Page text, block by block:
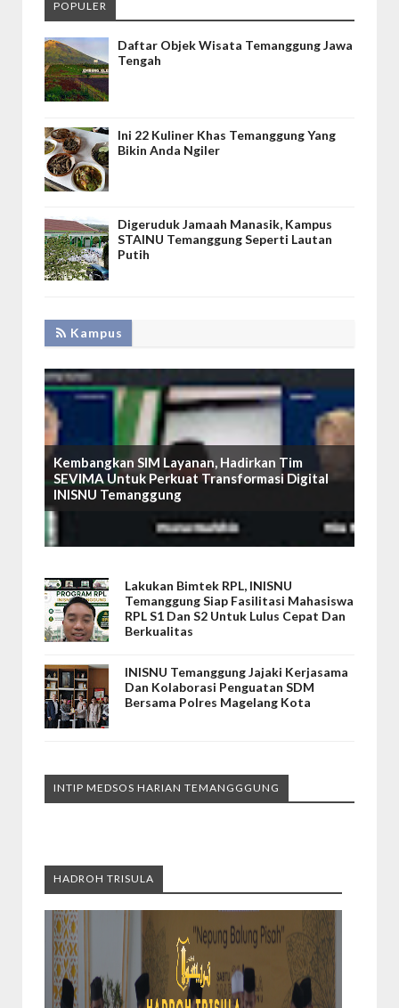
POPULER
Daftar Objek Wisata Temanggung Jawa
Tengah
Ini 22 Kuliner Khas Temanggung Yang
Bikin Anda Ngiler
Digeruduk Jamaah Manasik, Kampus
STAINU Temanggung Seperti Lautan
Putih
Kampus
Kembangkan SIM Layanan, Hadirkan Tim
SEVIMA Untuk Perkuat Transformasi Digital
INISNU Temanggung
Lakukan Bimtek RPL, INISNU
Temanggung Siap Fasilitasi Mahasiswa
RPL S1 Dan S2 Untuk Lulus Cepat Dan
Berkualitas
INISNU Temanggung Jajaki Kerjasama
Dan Kolaborasi Penguatan SDM
Bersama Polres Magelang Kota
INTIP MEDSOS HARIAN TEMANGGGUNG
HADROH TRISULA